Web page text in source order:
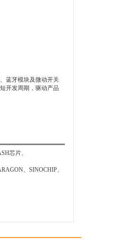
蓝牙模块及微动开关
开发周期，驱动产品
芯片、
、SINOCHIP、